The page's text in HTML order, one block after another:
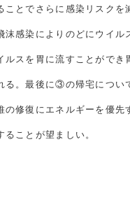
ことでさらに感染リスク
感染によりのどにウイ
スを胃に流すことがで
る。最後に③の帰宅につい
修復にエネルギーを優先
ことが望ましい。